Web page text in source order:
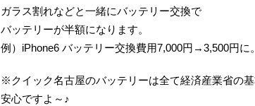
ガラス割れなどと一緒にバッテリー交換で
バッテリーが半額になります。
例）iPhone6 バッテリー交換費用7,000円→3,500円に。
※クイック名古屋のバッテリーは全て経済産業省の
安心ですよ～♪